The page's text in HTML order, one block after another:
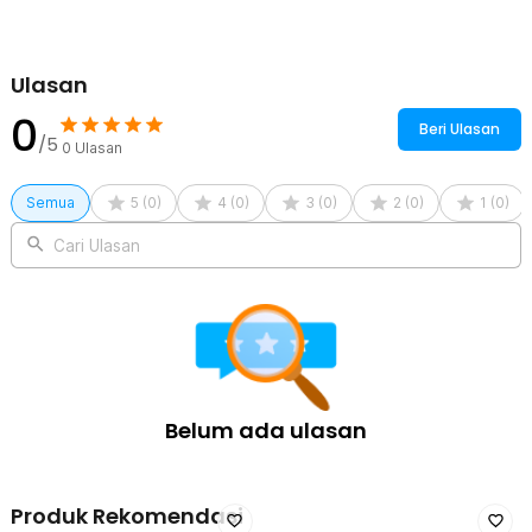
Ulasan
0/5 0 Ulasan
Beri Ulasan
Semua 5 (0) 4 (0) 3 (0) 2 (0) 1 (0)
Cari Ulasan
Belum ada ulasan
Produk Rekomendasi